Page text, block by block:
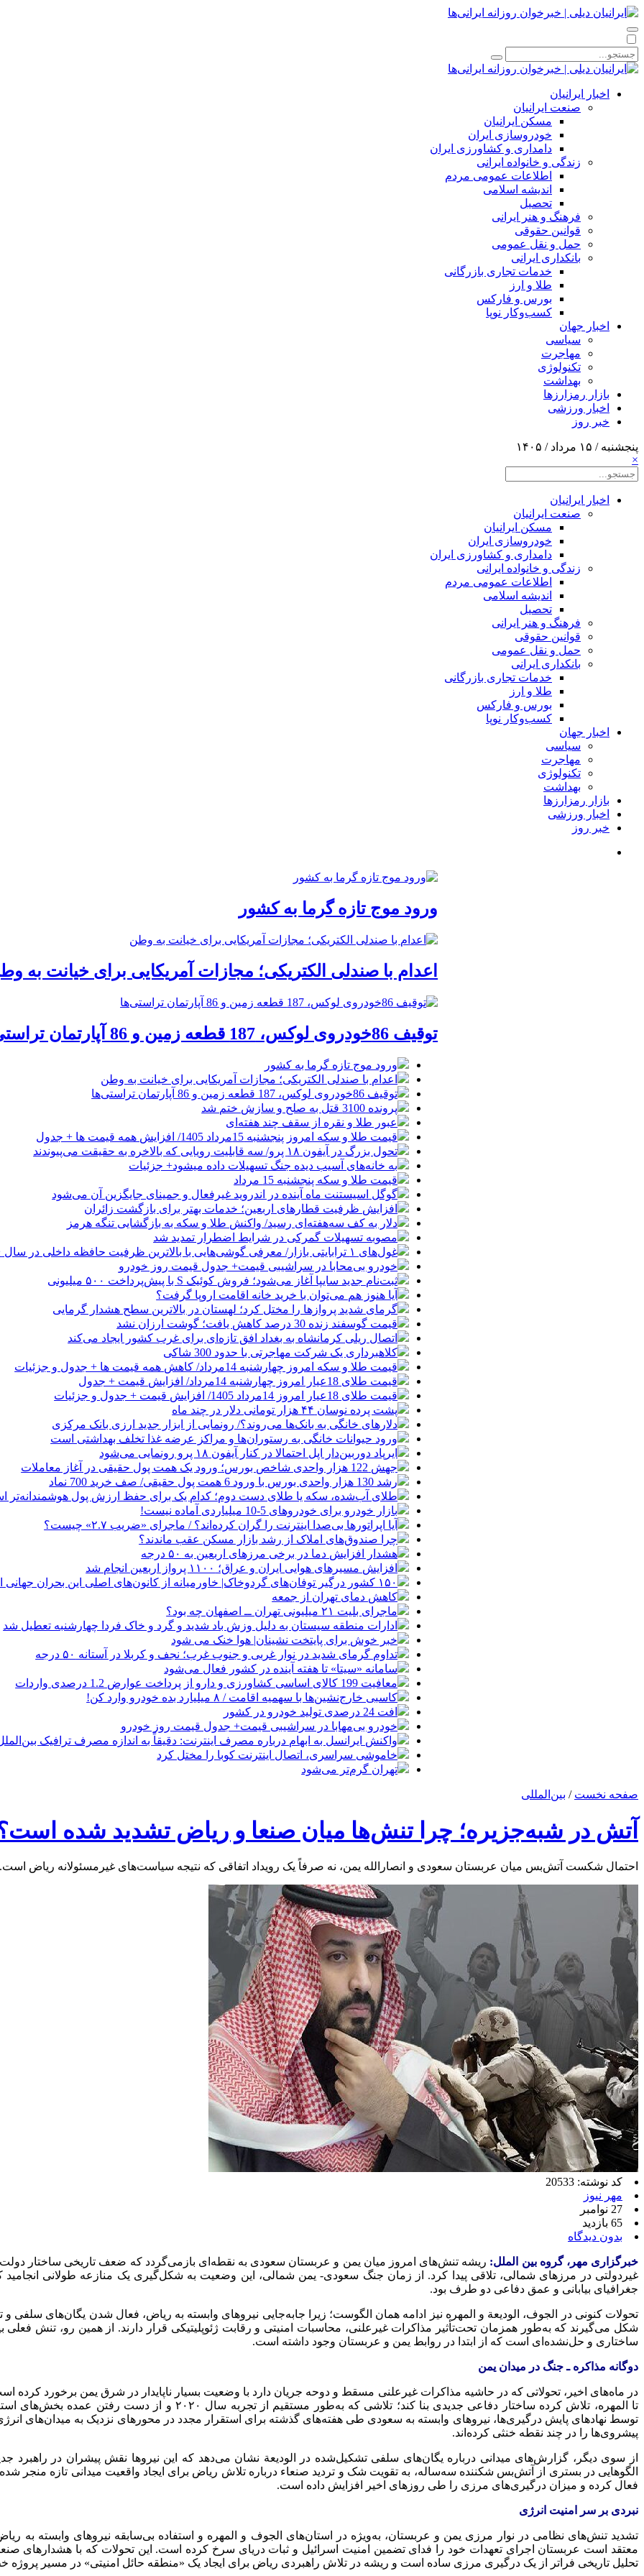
اخبار ایرانیان
صنعت ایرانیان
مسکن ایرانیان
خودروسازی ایران
دامداری و کشاورزی ایران
زندگی و خانواده ایرانی
اطلاعات عمومی مردم
اندیشه اسلامی
تحصیل
فرهنگ و هنر ایرانی
قوانین حقوقی
حمل و نقل عمومی
بانکداری ایرانی
خدمات تجاری بازرگانی
طلا و ارز
بورس و فارکس
کسب‌وکار نوپا
اخبار جهان
سیاسی
مهاجرت
تکنولوژی
بهداشت
بازار رمزارزها
اخبار ورزشی
خبر روز
پنجشنبه / ۱۵ مرداد / ۱۴۰۵
×
اخبار ایرانیان
صنعت ایرانیان
مسکن ایرانیان
خودروسازی ایران
دامداری و کشاورزی ایران
زندگی و خانواده ایرانی
اطلاعات عمومی مردم
اندیشه اسلامی
تحصیل
فرهنگ و هنر ایرانی
قوانین حقوقی
حمل و نقل عمومی
بانکداری ایرانی
خدمات تجاری بازرگانی
طلا و ارز
بورس و فارکس
کسب‌وکار نوپا
اخبار جهان
سیاسی
مهاجرت
تکنولوژی
بهداشت
بازار رمزارزها
اخبار ورزشی
خبر روز
ورود موج تازه گرما به کشور
اعدام با صندلی الکتریکی؛ مجازات آمریکایی برای خیانت به
توقیف 86خودروی لوکس، 187 قطعه زمین و 86 آپارتمان تراستی‌ها
ورود موج تازه گرما به کشور
اعدام با صندلی الکتریکی؛ مجازات آمریکایی برای خیانت به وطن
توقیف 86خودروی لوکس، 187 قطعه زمین و 86 آپارتمان تراستی‌ها
پرونده 3100 قتل به صلح و سازش ختم شد
عبور طلا و نقره از سقف چند هفته‌ای
قیمت طلا و سکه امروز پنجشنبه 15مرداد 1405/ افزایش همه قیمت ها + جدول
تحول بزرگ در آیفون ۱۸ پرو/ سه قابلیت رویایی که بالاخره به حقیقت می‌پیوندند
به خانه‌های آسیب دیده جنگ تسهیلات داده میشود+ جزئیات
قیمت طلا و سکه پنجشنبه 15 مرداد
گوگل اسیستنت ماه آینده در اندروید غیرفعال و جمینای جایگزین آن می‌شود
افزایش ظرفیت قطارهای اربعین؛ خدمات بهتر برای بازگشت زائران
دلار به کف سه‌هفته‌ای رسید/ واکنش طلا و سکه به بازگشایی تنگه هرمز
مصوبه تسهیلات گمرکی در شرایط اضطرار تمدید شد
غول‌های ۱ ترابایتی بازار/ معرفی گوشی‌هایی با بالاترین ظرفیت حافظه داخلی در سال ۲۰۲۶
خودرو بی‌محابا در سراشیبی قیمت+ جدول قیمت روز خودرو
ثبت‌نام جدید سایپا آغاز می‌شود؛ فروش کوئیک S با پیش‌پرداخت ۵۰۰ میلیونی
آیا هنوز هم می‌توان با خرید خانه اقامت اروپا گرفت؟
گرمای شدید پروازها را مختل کرد؛ لهستان در بالاترین سطح هشدار گرمایی
قیمت گوسفند زنده 30 درصد کاهش یافت؛ گوشت ارزان نشد
اتصال ریلی کرمانشاه به بغداد افق تازه‌ای برای غرب کشور ایجاد می‌کند
کلاهبرداری یک شرکت مهاجرتی با حدود 300 شاکی
قیمت طلا و سکه امروز چهارشنبه 14مرداد/ کاهش همه قیمت ها + جدول و جزئیات
قیمت طلای 18عیار امروز چهارشنبه 14مرداد/ افزایش قیمت + جدول
قیمت طلای 18عیار امروز 14مرداد 1405/ افزایش قیمت + جدول و جزئیات
پشت پرده نوسان ۴۴ هزار تومانی دلار در چند ماه
دلارهای خانگی به بانک‌ها می‌روند؟/ رونمایی از ابزار جدید ارزی بانک مرکزی
ورود حیوانات خانگی به رستوران‌ها و مراکز عرضه غذا تخلف بهداشتی است
ایرپاد دوربین‌دار اپل احتمالا در کنار آیفون ۱۸ پرو رونمایی می‌شود
جهش 122 هزار واحدی شاخص بورس؛ ورود یک همت پول حقیقی در آغاز معاملات
رشد 130 هزار واحدی بورس با ورود 6 همت پول حقیقی/ صف خرید 700 نماد
طلای آب‌شده، سکه یا طلای دست دوم؛ کدام یک برای حفظ ارزش پول هوشمندانه‌تر
بازار خودرو برای خودروهای 5-10 میلیاردی آماده نیست!
آیا اپراتورها بی‌صدا اینترنت را گران کرده‌اند؟ / ماجرای «ضریب ۲.۷» چیست؟
چرا صندوق‌های املاک از رشد بازار مسکن عقب ماندند؟
هشدار افزایش دما در برخی مرزهای اربعین به ۵۰ درجه
افزایش مسیرهای هوایی ایران و عراق؛ ۱۱۰۰ پرواز اربعین انجام شد
۱۵۰ کشور درگیر توفان‌های گردوخاک| خاورمیانه از کانون‌های اصلی این بحران جهانی است
کاهش دمای تهران از جمعه
ماجرای بلیت ۲۱ میلیونی تهران ــ اصفهان چه بود؟
ادارات منطقه سیستان به دلیل وزش باد شدید و گرد و خاک فردا چهارشنبه تعطیل شد
خبر خوش برای پایتخت نشینان| هوا خنک می شود
تداوم گرمای شدید در نوار غربی و جنوب غرب؛ نجف و کربلا در آستانه ۵۰ درجه
سامانه «سیتا» تا هفته آینده در کشور فعال می‌شود
معافیت 199 کالای اساسی کشاورزی و دارو از پرداخت عوارض 1.2 درصدی واردات
کاسبی خارج‌نشین‌ها با سهمیه اقامت / ۸ میلیارد بده خودرو وارد کن!
افت 24 درصدی تولید خودرو در کشور
خودرو بی‌مهابا در سراشیبی قیمت+ جدول قیمت روز خودرو
واکنش ایرانسل به ابهام درباره مصرف اینترنت: دقیقاً به اندازه مصرف ترافیک
خاموشی سراسری، اتصال اینترنت کوبا را مختل کرد
تهران گرم‌تر می‌شود
صفحه نخست / بین‌المللی
آتش‌ در شبه‌جزیره؛ چرا تنش‌ها میان صنعا و ریاض تشدید شده
احتمال شکست آتش‌بس میان عربستان سعودی و انصارالله یمن، نه صرفاً یک رویداد اتفاقی که نتیجه سیاست‌های غیرمسئولانه ریاض است.
کد نوشته: 20533
مهر نیوز
27 نوامبر
65 بازدید
بدون دیدگاه
خبرگزاری مهر، گروه بین الملل: ریشه تنش‌های امروز میان یمن و عربستان سعودی به نقطه‌ای بازمی‌گردد که ضعف تاریخی ساختار
غیردولتی در مرزهای شمالی، تلاقی پیدا کرد. از زمان جنگ سعودی- یمن شمالی، این وضعیت به شکل‌گیری یک منازعه طولانی انجامید
جغرافیای بیابانی و عمق دفاعی دو طرف بود.
تحولات کنونی در الجوف، الودیعة و المهره نیز ادامه همان الگوست؛ زیرا جابه‌جایی نیروهای وابسته به ریاض، فعال شدن یگان‌های
شکل می‌گیرند که به‌طور همزمان تحت‌تأثیر مذاکرات غیرعلنی، محاسبات امنیتی و رقابت ژئوپلیتیکی قرار دارند. از همین رو، تنش
ساختاری و حل‌نشده‌ای است که از ابتدا در روابط یمن و عربستان وجود داشته است.
دوگانه مذاکره ـ جنگ در میدان یمن
در ماه‌های اخیر، تحولاتی که در حاشیه مذاکرات غیرعلنی مسقط و دوحه جریان دارد با وضعیت بسیار ناپایدار در شرق یمن برخورد کرده
تا المهره، تلاش کرده ساختار دفاعی جدیدی بنا کند؛ تلاشی که
توسط نهادهای پایش درگیری‌ها، نیروهای وابسته به سعودی طی هفته‌های گذشته برای استقرار مجدد در محورهای نزدیک به میدان‌های
پیشروی‌ها را در چند نقطه خنثی کرده‌اند.
از سوی دیگر، گزارش‌های میدانی درباره یگان‌های سلفی تشکیل‌شده در الودیعة نشان می‌دهد که این نیروها نقش پیشران در راهبرد
الگوهایی در بستری از آتش‌بس شکننده سه‌ساله، به تقویت شک و تردید صنعاء درباره تلاش ریاض برای ایجاد واقعیت میدانی تازه
فعال کرده و میزان درگیری‌های مرزی را طی روزهای اخیر افزایش داده است.
نبردی بر سر امنیت انرژی
تشدید تنش‌های نظامی در نوار مرزی یمن و عربستان، به‌ویژه در استان‌های الجوف و المهره و استفاده بی‌سابقه نیروهای وابسته به
معتقد است عربستان اجرای تعهدات خود را فدای تضمین امنیت اسرائیل و ثبات دریای سرخ کرده است. این تحولات که با هشدارهای
تحلیل تاریخی فراتر از یک درگیری مرزی ساده است و ریشه در تلاش راهبردی ریاض برای ایجاد یک «منطقه حائل امنیتی» در مسیر